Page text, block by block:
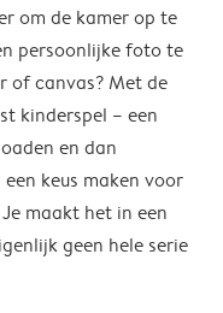
om de kamer op te
persoonlijke foto te
of canvas? Met de
kinderspel – een
en dan
keus maken voor
Je maakt het in een
geen hele serie